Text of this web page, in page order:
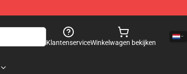
KlantenserviceWinkelwagen bekijken